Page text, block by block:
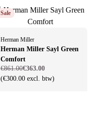
Sale
Herman Miller
Herman Miller Sayl Green
Comfort
€861.00€363.00
(€300.00 excl. btw)